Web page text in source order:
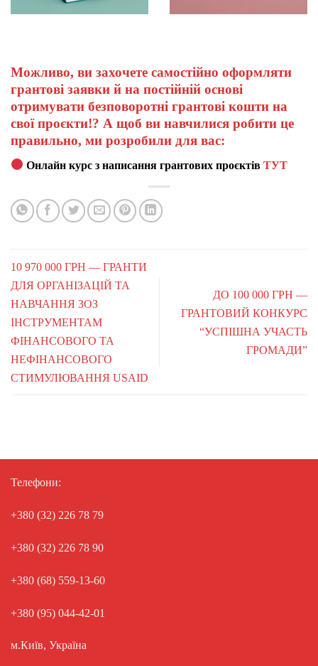
Можливо, ви захочете самостійно оформляти
грантові заявки й на постійній основі
отримувати безповоротні грантові кошти на
свої проєкти!? А щоб ви навчилися робити це
правильно, ми розробили для вас:
Онлайн курс з написання грантових проєктівТУТ
10 970 000 ГРН — ГРАНТИ
ДЛЯ ОРГАНІЗАЦІЙ ТА
НАВЧАННЯ ЗОЗ
ІНСТРУМЕНТАМ
ФІНАНСОВОГО ТА
НЕФІНАНСОВОГО
СТИМУЛЮВАННЯ USAID
ДО 100 000 ГРН —
ГРАНТОВИЙ КОНКУРС
“УСПІШНА УЧАСТЬ
ГРОМАДИ”
Телефони:
+380 (32) 226 78 79
+380 (32) 226 78 90
+380 (68) 559-13-60
+380 (95) 044-42-01
м.Київ, Україна